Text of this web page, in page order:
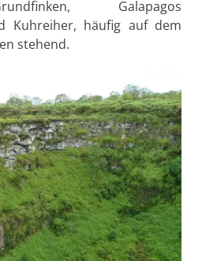
Galapagos
Kuhreiher, häufig auf dem
stehend.